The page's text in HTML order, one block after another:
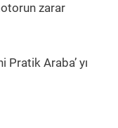
zarar
Araba’ yı